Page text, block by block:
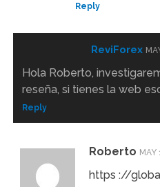
Reply
ReviForex
Hola Roberto,
reseña, si tienes la web
Reply
Roberto MAY
https ://